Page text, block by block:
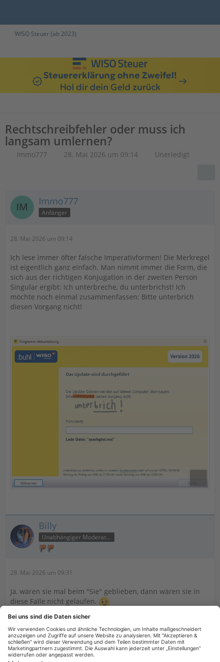
WISO Steuer (ab 2023)
Steuererklärung ohne Zweifel!
Hol dir dein Geld zurück
Rechtschreibfehler oder muss ich
langsam umlernen?
Immo777 28. Mai 2026 um 09:14 Unerledigt
Immo777
Anfänger
28. Mai 2026 um 09:14
Ich lese immer öfter falsche Imperativformen! Die Merkregel
ist eigentlich ganz einfach. Man nimmt immer die Form, die
sich aus der richtigen Konjugation in der zweiten Person
Singular ergibt: Ich unterbreche, du unterbrichst! Ich
möchte noch einmal zusammenfassen: Bitte unterbrich
diesen Vorgang nicht!
Billy
Unabhängiger Moderator
28. Mai 2026 um 09:31
Ja, wären sie mal beim "Sie" geblieben, dann wären sie in
diese Falle nicht gelaufen.
Aber solange man nicht mit unzähligen "tatsächlich",
"genau" und dergleichen sowie sinnlosen Anglizismen und
Rückübersetzungen drangsaliert wird, kann man schon
zufrieden sein.